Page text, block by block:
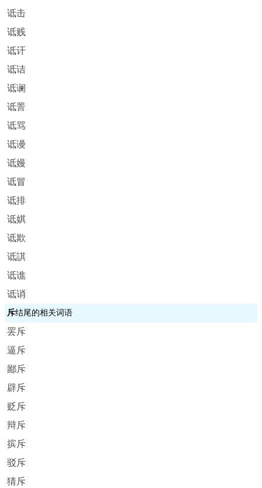
诋击
诋贱
诋讦
诋诘
诋谰
诋詈
诋骂
诋谩
诋嫚
诋冒
诋排
诋娸
诋欺
诋諆
诋谯
诋诮
斥结尾的相关词语
罢斥
逼斥
鄙斥
辟斥
贬斥
辩斥
摈斥
驳斥
猜斥